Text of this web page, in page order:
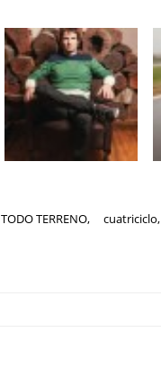
TERRENO, cuatriciclo,